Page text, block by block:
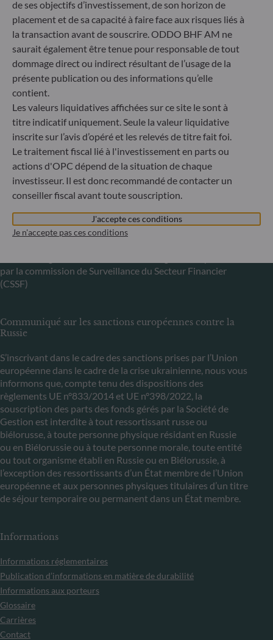
+49 (0) 211 239 24 01
Gallusanlage 8
60329 Frankfurt am Main
+49 (0) 69 920 50 0
Société de Gestion de Portefeuille agréée par la
Bundesanstalt für Finanzdienstleistungsaufsicht (« BaFin »)
Enregistrement commercial : HRB 11971 tribunal local de
Düsseldorf
ODDO BHF Asset Management LUX
L-5365 Munsbach
Luxembourg
+352 45 76 76 245
par la commission de Surveillance du Secteur Financier
(CSSF)
Communiqué sur les sanctions européennes contre la
Russie
S’inscrivant dans le cadre des sanctions prises par l’Union
européenne dans le cadre de la crise ukrainienne, nous vous
informons que, compte tenu des dispositions des
règlements UE n°833/2014 et UE n°398/2022, la
souscription des parts des fonds gérés par la Société de
Gestion est interdite à tout ressortissant russe ou
biélorusse, à toute personne physique résidant en Russie
ou en Biélorussie ou à toute personne morale, toute entité
ou tout organisme établi en Russie ou en Biélorussie, à
l’exception des ressortissants d’un État membre de l’Union
européenne et aux personnes physiques titulaires d’un titre
de séjour temporaire ou permanent dans un État membre.
Informations
Informations réglementaires
Publication d’informations en matière de durabilité
Informations aux porteurs
Glossaire
Carrières
Contact
de ses objectifs d’investissement, de son horizon de
placement et de sa capacité à faire face aux risques liés à
la transaction avant de souscrire. ODDO BHF AM ne
saurait également être tenue pour responsable de tout
dommage direct ou indirect résultant de l’usage de la
présente publication ou des informations qu’elle
contient.
Les valeurs liquidatives affichées sur ce site le sont à
titre indicatif uniquement. Seule la valeur liquidative
inscrite sur l’avis d’opéré et les relevés de titre fait foi.
Le traitement fiscal lié à l'investissement en parts ou
actions d'OPC dépend de la situation de chaque
investisseur. Il est donc recommandé de contacter un
conseiller fiscal avant toute souscription.
J'accepte ces conditions
Je n'accepte pas ces conditions